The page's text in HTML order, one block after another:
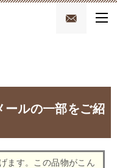
ールの一部をご紹
ます。この品物がこん